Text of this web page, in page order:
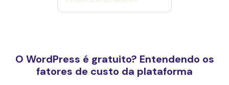
O WordPress é gratuito? Entendendo os
fatores de custo da plataforma